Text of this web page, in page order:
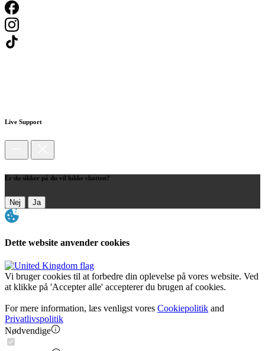
Live Support
Er du sikker på du vil lukke chatten?
Nej Ja
Dette website anvender cookies
Vi bruger cookies til at forbedre din oplevelse på vores website. Ved
at klikke på 'Accepter alle' accepterer du brugen af cookies.
For mere information, læs venligst vores Cookiepolitik and
Privatlivspolitik
Nødvendige